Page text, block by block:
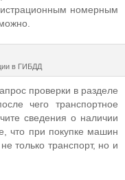
номерным
в ГИБДД
проверки в разделе
чего транспортное
сведения о наличии
что при покупке машин
только транспорт, но и